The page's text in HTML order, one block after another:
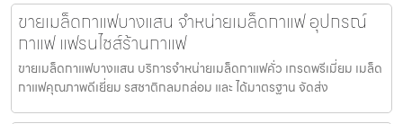
ขายเมล็ดกาแฟบางแสน จำหน่ายเมล็ดกาแฟ อุปกรณ์
กาแฟ แฟรนไชส์ร้านกาแฟ
ขายเมล็ดกาแฟบางแสน บริการจำหน่ายเมล็ดกาแฟคั่ว เกรดพรีเมี่ยม เมล็ด
กาแฟคุณภาพดีเยี่ยม รสชาติกลมกล่อม และ ได้มาตรฐาน จัดส่ง